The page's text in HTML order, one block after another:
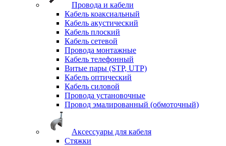
Провода и кабели
Кабель коаксиальный
Кабель акустический
Кабель плоский
Кабель сетевой
Провода монтажные
Кабель телефонный
Витые пары (STP, UTP)
Кабель оптический
Кабель силовой
Провода установочные
Провод эмалированный (обмоточный)
Аксессуары для кабеля
Стяжки